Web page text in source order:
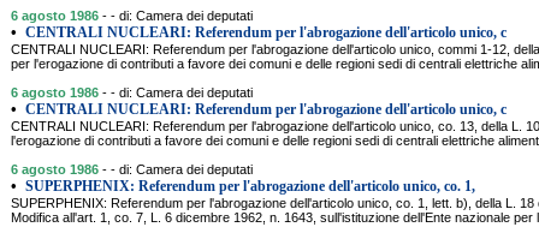
6 agosto 1986 - - di: Camera dei deputati
• CENTRALI NUCLEARI: Referendum per l'abrogazione dell'articolo unico, c
CENTRALI NUCLEARI: Referendum per l'abrogazione dell'articolo unico, commi 1-12,
per l'erogazione di contributi a favore dei comuni e delle regioni sedi di centrali elettriche
6 agosto 1986 - - di: Camera dei deputati
• CENTRALI NUCLEARI: Referendum per l'abrogazione dell'articolo unico, c
CENTRALI NUCLEARI: Referendum per l'abrogazione dell'articolo unico, co. 13, della L.
l'erogazione di contributi a favore dei comuni e delle regioni sedi di centrali elettriche
6 agosto 1986 - - di: Camera dei deputati
• SUPERPHENIX: Referendum per l'abrogazione dell'articolo unico, co. 1,
SUPERPHENIX: Referendum per l'abrogazione dell'articolo unico, co. 1, lett. b), della L.
Modifica all'art. 1, co. 7, L. 6 dicembre 1962, n. 1643, sull'istituzione dell'Ente nazionale per